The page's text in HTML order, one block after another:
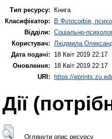
Тип ресурсу:
Книга
Класифікатор:
B Філософія,
Відділи: Соціально-
Користувач: Людмила
Дата подачі:
18 Квіт 2019 22:17
Оновлення:
18 Квіт 2019 22:17
URI:
https://
Дії
Оглянути опис ресурсу